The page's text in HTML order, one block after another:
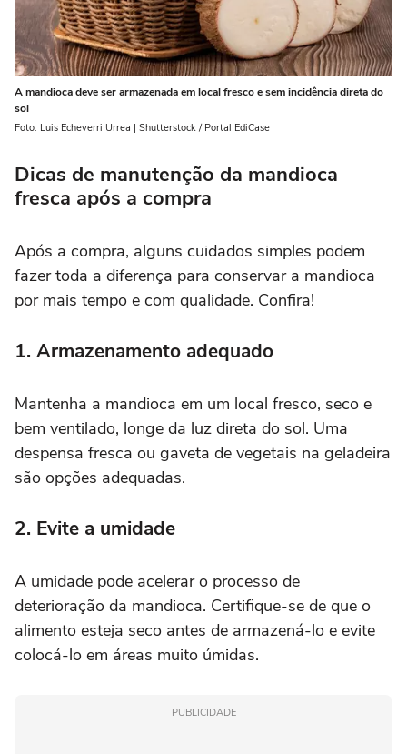
A mandioca deve ser armazenada em local fresco e sem incidência direta do
sol
Foto: Luis Echeverri Urrea | Shutterstock / Portal EdiCase
Dicas de manutenção da mandioca
fresca após a compra
Após a compra, alguns cuidados simples podem
fazer toda a diferença para conservar a mandioca
por mais tempo e com qualidade. Confira!
1. Armazenamento adequado
Mantenha a mandioca em um local fresco, seco e
bem ventilado, longe da luz direta do sol. Uma
despensa fresca ou gaveta de vegetais na geladeira
são opções adequadas.
2. Evite a umidade
A umidade pode acelerar o processo de
deterioração da mandioca. Certifique-se de que o
alimento esteja seco antes de armazená-lo e evite
colocá-lo em áreas muito úmidas.
PUBLICIDADE